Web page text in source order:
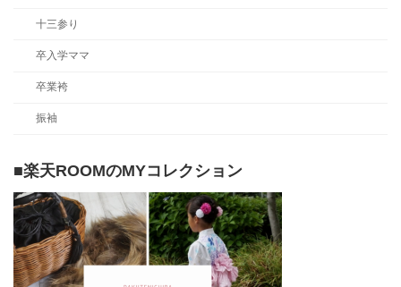
十三参り
卒入学ママ
卒業袴
振袖
■楽天ROOMのMYコレクション